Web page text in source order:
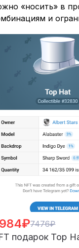
«носить» в
и
7476₽
подарок Top